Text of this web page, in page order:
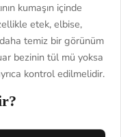
kumaşın içinde
etek, elbise,
temiz bir görünüm
bezinin tül mü yoksa
kontrol edilmelidir.